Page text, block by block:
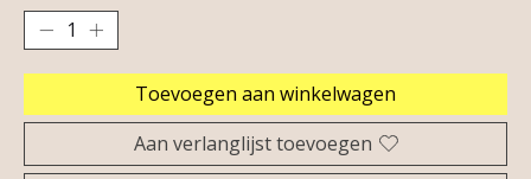
Toevoegen aan winkelwagen
Aan verlanglijst toevoegen